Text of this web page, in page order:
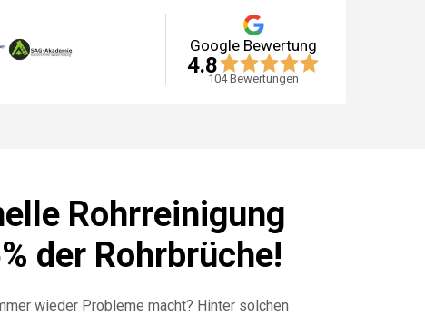
Google Bewertung
4.8
104Bewertungen
Rohrreinigung
der Rohrbrüche!
wieder Probleme macht? Hinter solchen